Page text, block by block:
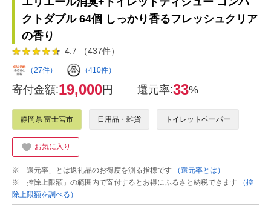
クトダブル 64個 しっかり香るフレッシュクリア
の香り
4.7 （437件）
（27件） （410件）
寄付金額:19,000円 還元率:33%
静岡県 富士宮市 日用品・雑貨 トイレットペーパー
お気に入り
※「還元率」とは返礼品のお得度を測る指標です
（還元率とは）
※「控除上限額」の範囲内で寄付するとお得にふるさと納税できます
（控
除上限額を調べる）